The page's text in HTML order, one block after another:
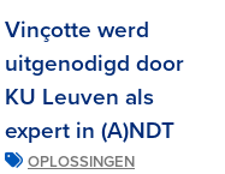
Vinçotte werd
uitgenodigd door
KU Leuven als
expert in (A)NDT
OPLOSSINGEN